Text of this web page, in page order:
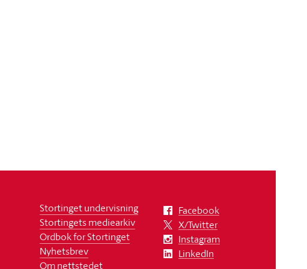
Stortinget undervisning
Stortingets mediearkiv
Ordbok for Stortinget
Nyhetsbrev
Om nettstedet
Facebook
X/Twitter
Instagram
LinkedIn